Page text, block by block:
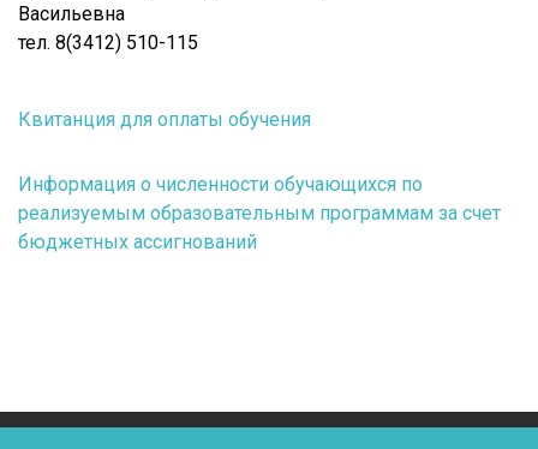
Васильевна
тел. 8(3412) 510-115
Квитанция для оплаты обучения
Информация о численности обучающихся по
реализуемым образовательным программам за счет
бюджетных ассигнований